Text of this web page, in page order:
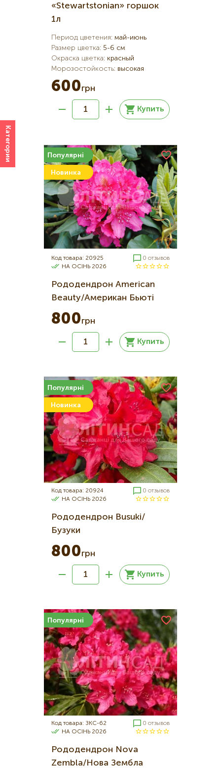
Категории
«Stewartstonian» горшок
1л
Период цветения: май-июнь
Размер цветка: 5-6 см
Окраска цветка: красный
Морозостойкость: высокая
600грн
Купить
Популярні
Новинка
Код товара: 20925
0 отзывов
НА ОСІНЬ 2026
Рододендрон American
Beauty/Американ Бьюті
800грн
Купить
Популярні
Новинка
Код товара: 20924
0 отзывов
НА ОСІНЬ 2026
Рододендрон Busuki/
Бузуки
800грн
Купить
Популярні
Код товара: ЗКС-62
0 отзывов
НА ОСІНЬ 2026
Рододендрон Nova
Zembla/Нова Зембла